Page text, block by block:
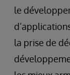
le
la prise de